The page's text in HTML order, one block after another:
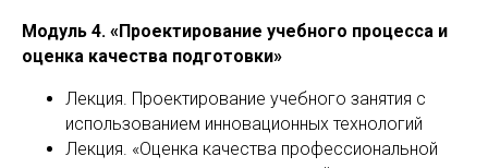
Модуль 4. «Проектирование учебного процесса и
оценка качества подготовки»
Лекция. Проектирование учебного занятия с
использованием инновационных технологий
Лекция. «Оценка качества профессиональной